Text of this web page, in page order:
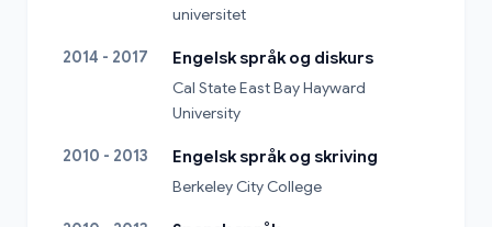
universitet
2014 - 2017
Engelsk språk og diskurs
Cal State East Bay Hayward
University
2010 - 2013
Engelsk språk og skriving
Berkeley City College